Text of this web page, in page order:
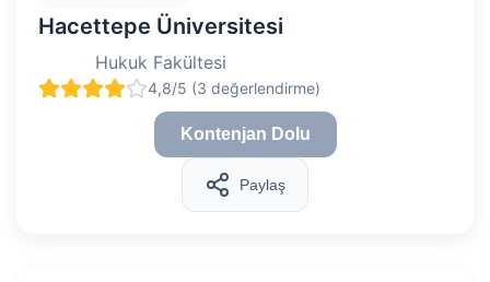
Hacettepe Üniversitesi
Hukuk Fakültesi
4,8/5 (3 değerlendirme)
Kontenjan Dolu
Paylaş